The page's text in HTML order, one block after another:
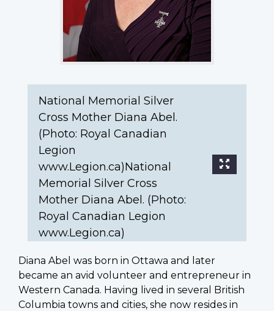
Memorial
Diana
Abel.
(Photo:
Royal
Canadian
www.Legion.ca)
National Memorial Silver
Cross Mother Diana Abel.
(Photo: Royal Canadian
Legion
www.Legion.ca)National
Memorial Silver Cross
Mother Diana Abel. (Photo:
Royal Canadian Legion
www.Legion.ca)
Diana Abel was born in Ottawa and later
became an avid volunteer and entrepreneur in
Western Canada. Having lived in several British
Columbia towns and cities, she now resides in